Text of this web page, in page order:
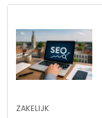
ZAKELIJK